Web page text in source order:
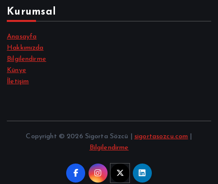
Kurumsal
Anasayfa
Hakkımızda
Bilgilendirme
Künye
İletişim
Copyright © 2026 Sigorta Sözcü | sigortasozcu.com
Bilgilendirme